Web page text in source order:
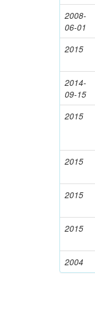
2008-
06-01
2015
2014-
09-15
2015
2015
2015
2015
2004